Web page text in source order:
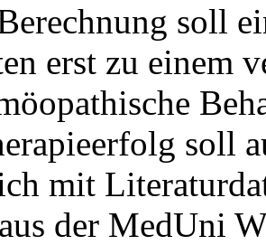
soll
erst zu einem
soll
mit
der MedUni